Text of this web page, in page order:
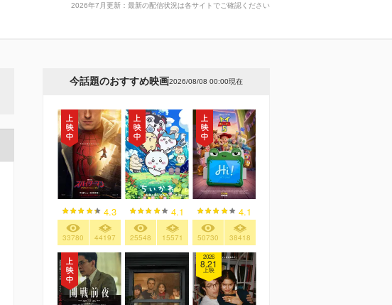
2026年7月更新：最新の配信状況は各サイトでご確認ください
今話題のおすすめ映画2026/08/08 00:00現在
4.3
33780 44197
4.1
25548 15571
4.1
50730 38418
2026
8.21
上映